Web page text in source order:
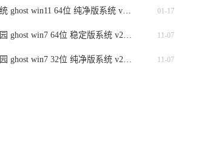
01-17
11-07
11-07